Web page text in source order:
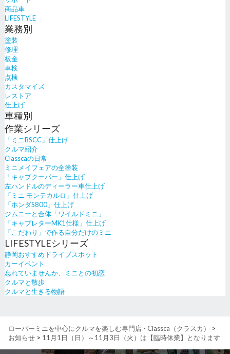
商品車
LIFESTYLE
業務別
塗装
修理
板金
車検
点検
カスタマイズ
レストア
仕上げ
車種別
作業シリーズ
「ミニBSCC」仕上げ
クルマ紹介
Classcaの日常
ミニメイフェアの全塗装
「キャブクーパー」仕上げ
左ハンドルのディーラー車仕上げ
「ミニ モンテカルロ」仕上げ
「ホンダS800」仕上げ
ジムニーと合体「ワイルドミニ」
「キャブレターMK1仕様」仕上げ
「こだわり」で作る自分だけのミニ
LIFESTYLEシリーズ
静岡おすすめドライブスポット
カーイベント
忘れていませんか、ミニとの初恋
クルマと散歩
クルマと生きる物語
ローバーミニを中心にクルマを楽しむ専門店 - Classca（クラスカ）
>
お知らせ > 11月1日（日）～11月3日（火）は【臨時休業】となります